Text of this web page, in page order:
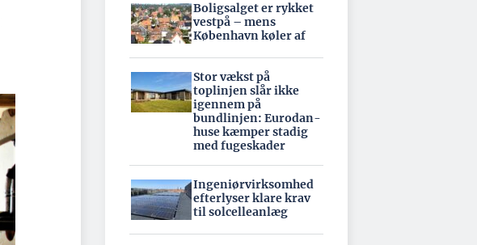
Boligsalget er rykket
vestpå – mens
København køler af
Stor vækst på
toplinjen slår ikke
igennem på
bundlinjen: Eurodan-
huse kæmper stadig
med fugeskader
Ingeniørvirksomhed
efterlyser klare krav
til solcelleanlæg